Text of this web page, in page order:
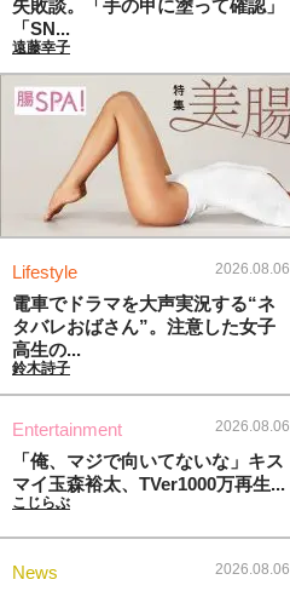
失敗談。「手の甲に塗って確認」
「SN...
遠藤幸子
Lifestyle 2026.08.06
電車でドラマを大声実況する“ネ
タバレおばさん”。注意した女子
高生の...
鈴木詩子
Entertainment 2026.08.06
「俺、マジで向いてないな」キス
マイ玉森裕太、TVer1000万再生...
こじらぶ
News 2026.08.06